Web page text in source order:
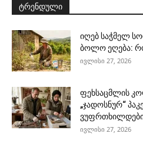
ტრენდული
იღებ საჭმელ
ბოლო ეღება:
ივლისი 27, 2026
ფეხსაცმლის
„ჯადოსნურ“
ივლისი 27, 2026